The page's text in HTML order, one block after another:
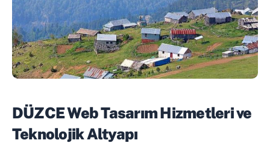
DÜZCE Web Tasarım Hizmetleri ve
Teknolojik Altyapı